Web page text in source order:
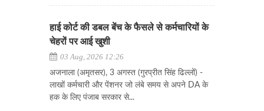
हाई कोर्ट की डबल बेंच के फैसले से कर्मचारियों के
चेहरों पर आई खुशी
03 Aug, 2026 12:26
अजनाला (अमृतसर), 3 अगस्त (गुरप्रीत सिंह ढिल्लों) -
लाखों कर्मचारी और पेंशनर जो लंबे समय से अपने DA के
हक के लिए पंजाब सरकार से...